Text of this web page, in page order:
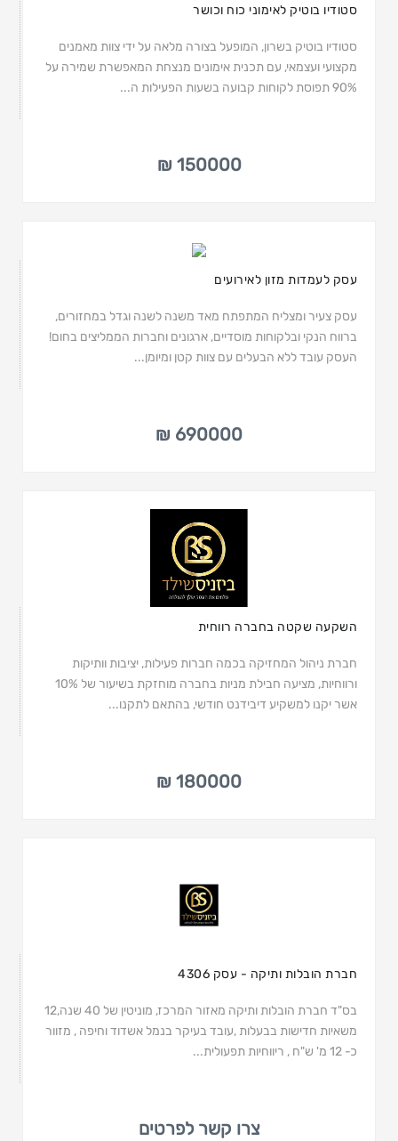
סטודיו בוטיק לאימוני כוח וכושר
סטודיו בוטיק בשרון, המופעל בצורה מלאה על ידי צוות מאמנים
מקצועי ועצמאי, עם תכנית אימונים מנצחת המאפשרת שמירה על
90% תפוסת לקוחות קבועה בשעות הפעילות ה...
150000 ₪
עסק לעמדות מזון לאירועים
עסק צעיר ומצליח המתפתח מאד משנה לשנה וגדל במחזורים,
ברווח הנקי ובלקוחות מוסדיים, ארגונים וחברות הממליצים בחום!
העסק עובד ללא הבעלים עם צוות קטן ומיומן...
690000 ₪
השקעה שקטה בחברה רווחית
חברת ניהול המחזיקה בכמה חברות פעילות, יציבות וותיקות
ורווחיות, מציעה חבילת מניות בחברה מוחזקת בשיעור של 10%
אשר יקנו למשקיע דיבידנט חודשי, בהתאם לתקנו...
180000 ₪
חברת הובלות ותיקה - עסק 4306
בס"ד חברת הובלות ותיקה מאזור המרכז, מוניטין של 40 שנה,12
משאיות חדישות בבעלות ,עובד בעיקר בנמל אשדוד וחיפה , מזוור
כ- 12 מ' ש"ח , ריווחיות תפעולית...
צרו קשר לפרטים